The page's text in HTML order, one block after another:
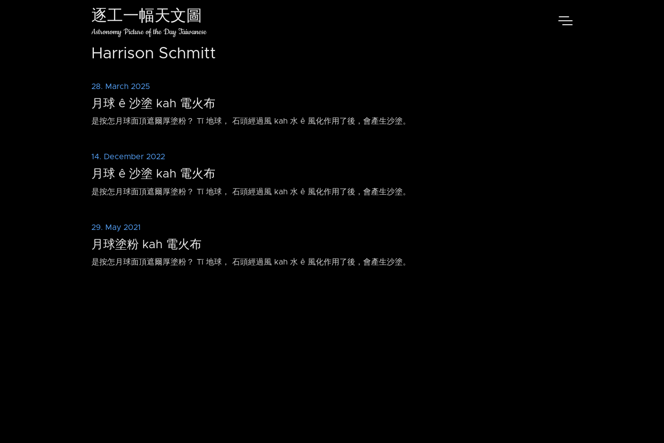
逐工一幅天文圖
Astronomy Picture of the Day Taiwanese
Harrison Schmitt
28. March 2025
月球 ê 沙塗 kah 電火布
是按怎月球面頂遮爾厚塗粉？ Tī 地球， 石頭經過風 kah 水 ê 風化作用了後，會產生沙塗。
14. December 2022
月球 ê 沙塗 kah 電火布
是按怎月球面頂遮爾厚塗粉？ Tī 地球， 石頭經過風 kah 水 ê 風化作用了後，會產生沙塗。
29. May 2021
月球塗粉 kah 電火布
是按怎月球面頂遮爾厚塗粉？ Tī 地球， 石頭經過風 kah 水 ê 風化作用了後，會產生沙塗。